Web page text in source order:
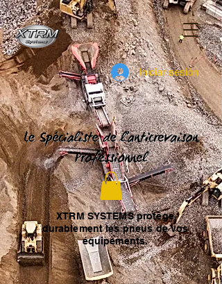
Iniciar sesión
XTRM SYSTEMS protège
durablement les pneus de vos
équipements.